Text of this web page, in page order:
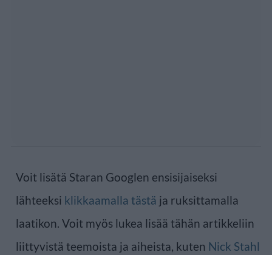
Voit lisätä Staran Googlen ensisijaiseksi
lähteeksi klikkaamalla tästä ja ruksittamalla
laatikon. Voit myös lukea lisää tähän artikkeliin
liittyvistä teemoista ja aiheista, kuten Nick Stahl